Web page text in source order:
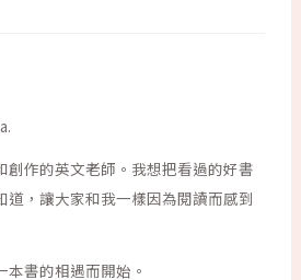
創作的英文老師。我想把看過的好書
道，讓大家和我一樣因為閱讀而感到
本書的相遇而開始。